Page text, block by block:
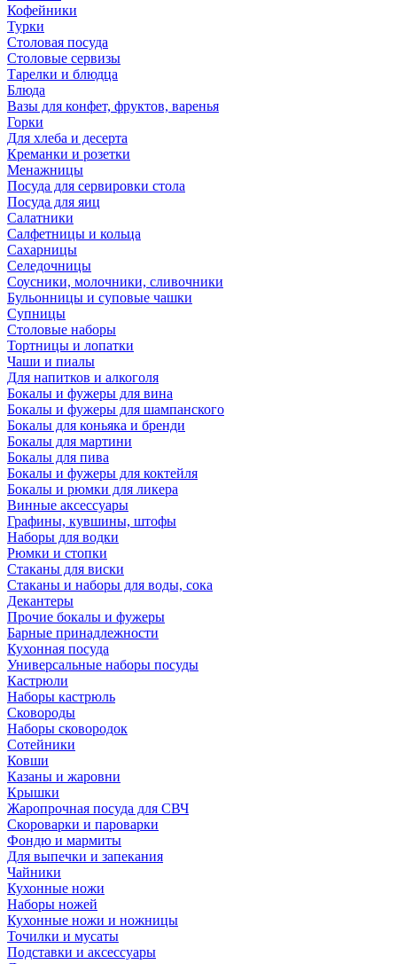
Кофейники
Турки
Столовая посуда
Столовые сервизы
Тарелки и блюдца
Блюда
Вазы для конфет, фруктов, варенья
Горки
Для хлеба и десерта
Креманки и розетки
Менажницы
Посуда для сервировки стола
Посуда для яиц
Салатники
Салфетницы и кольца
Сахарницы
Селедочницы
Соусники, молочники, сливочники
Бульонницы и суповые чашки
Супницы
Столовые наборы
Тортницы и лопатки
Чаши и пиалы
Для напитков и алкоголя
Бокалы и фужеры для вина
Бокалы и фужеры для шампанского
Бокалы для коньяка и бренди
Бокалы для мартини
Бокалы для пива
Бокалы и фужеры для коктейля
Бокалы и рюмки для ликера
Винные аксессуары
Графины, кувшины, штофы
Наборы для водки
Рюмки и стопки
Стаканы для виски
Стаканы и наборы для воды, сока
Декантеры
Прочие бокалы и фужеры
Барные принадлежности
Кухонная посуда
Универсальные наборы посуды
Кастрюли
Наборы кастрюль
Сковороды
Наборы сковородок
Сотейники
Ковши
Казаны и жаровни
Крышки
Жаропрочная посуда для СВЧ
Скороварки и пароварки
Фондю и мармиты
Для выпечки и запекания
Чайники
Кухонные ножи
Наборы ножей
Кухонные ножи и ножницы
Точилки и мусаты
Подставки и аксессуары